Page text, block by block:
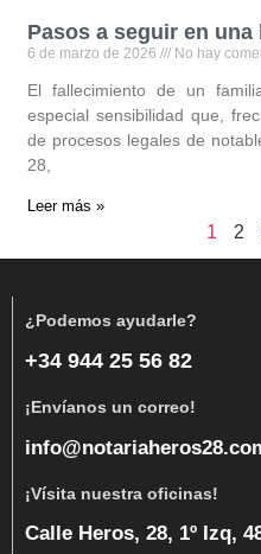
Pasos a seguir en una
6 de marzo de 2026 No hay
El fallecimiento de un
especial sensibilidad que,
de procesos legales de
28,
Leer más »
1 2
¿Podemos ayudarle?
+34 944 25 56 82
¡Envíanos un correo!
¡Vísita nuestra oficinas!
Calle Heros, 28, 1º Izq,